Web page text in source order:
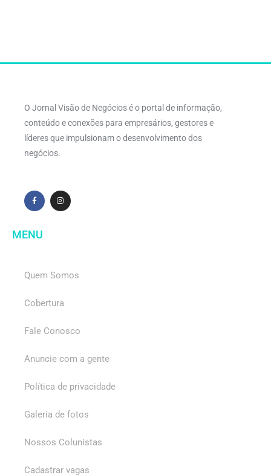
O Jornal Visão de Negócios é o portal de informação,
conteúdo e conexões para empresários, gestores e
líderes que impulsionam o desenvolvimento dos
negócios.
MENU
Quem Somos
Cobertura
Fale Conosco
Anuncie com a gente
Política de privacidade
Galeria de fotos
Nossos Colunistas
Cadastrar vagas